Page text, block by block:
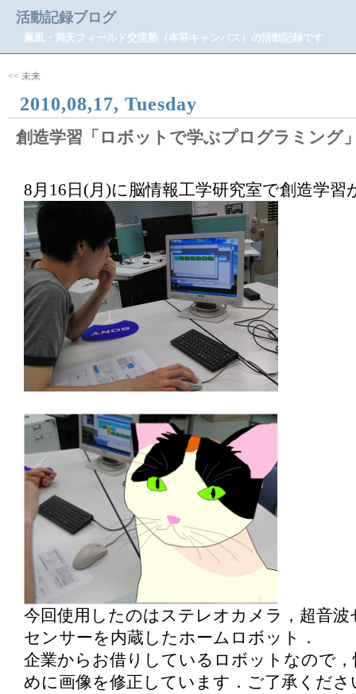
活動記録ブログ
薫風・満天フィールド交流塾（本荘キャンパス）の活動記録です
<< 未来
2010,08,17, Tuesday
創造学習「ロボットで学ぶプログラミング
8月16日(月)に脳情報工学研究室で創造学
今回使用したのはステレオカメラ，超音波
センサーを内蔵したホームロボット．
企業からお借りしているロボットなので
めに画像を修正しています．ご了承くださ